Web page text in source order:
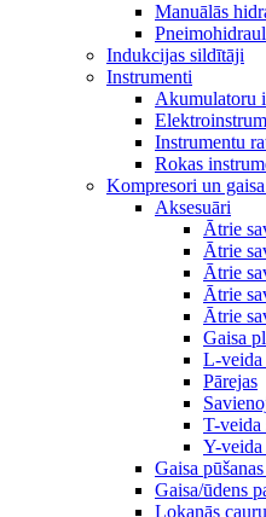
Manuālās
Indukcijas sildītāji
Instrumenti
Akumulatoru
Instrumentu
Rokas
Kompresori un
Aksesuāri
Ātrie
Ātrie
Ātrie
Ātrie
Ātrie
Gaisa
L-veida
Pārejas
T-veida
Y-
Gaisa
Gaisa/ūdens
Lokanās